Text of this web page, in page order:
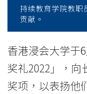
服
务
奖
持续教育学院教职
贡献。
香港浸会大学于
奖礼2022」，向
奖项，以表扬他